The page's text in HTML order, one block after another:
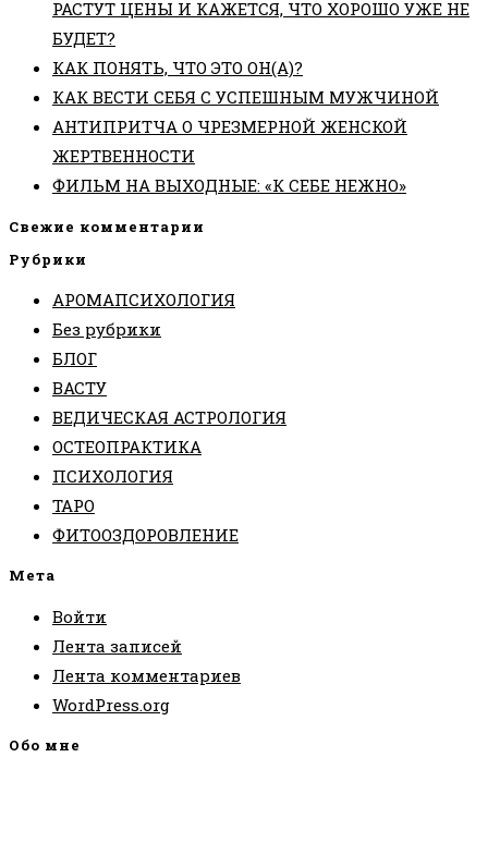
РАСТУТ ЦЕНЫ И КАЖЕТСЯ, ЧТО ХОРОШО УЖЕ НЕ
БУДЕТ?
КАК ПОНЯТЬ, ЧТО ЭТО ОН(А)?
КАК ВЕСТИ СЕБЯ С УСПЕШНЫМ МУЖЧИНОЙ
АНТИПРИТЧА О ЧРЕЗМЕРНОЙ ЖЕНСКОЙ
ЖЕРТВЕННОСТИ
ФИЛЬМ НА ВЫХОДНЫЕ: «К СЕБЕ НЕЖНО»
Свежие комментарии
Рубрики
АРОМАПСИХОЛОГИЯ
Без рубрики
БЛОГ
ВАСТУ
ВЕДИЧЕСКАЯ АСТРОЛОГИЯ
ОСТЕОПРАКТИКА
ПСИХОЛОГИЯ
ТАРО
ФИТООЗДОРОВЛЕНИЕ
Мета
Войти
Лента записей
Лента комментариев
WordPress.org
Обо мне